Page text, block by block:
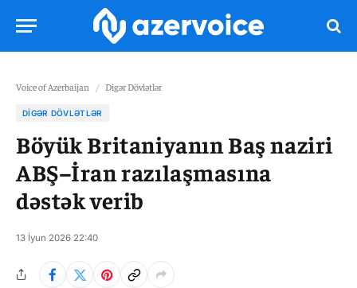
Voice of Azerbaijan / Digər Dövlətlər
DIGƏR DÖVLƏTLƏR
Böyük Britaniyanın Baş naziri
ABŞ–İran razılaşmasına
dəstək verib
13 İyun 2026 22:40